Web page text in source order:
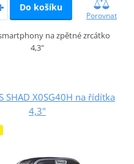
Do košíku
Porovnat
na zpětné zrcátko
4,3"
SHAD X0SG40H na řídítka
4,3"